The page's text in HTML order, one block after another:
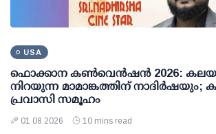
USA
ഫൊക്കാന കണ്‍വെന്‍ഷന്‍ 2026:
നിറയുന്ന മാമാങ്കത്തിന് നാദിര്‍ഷയും;
പ്രവാസി സമൂഹം
01 08 2026 10 mins read